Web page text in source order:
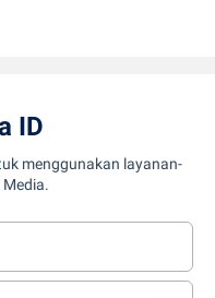
ID
menggunakan layanan-